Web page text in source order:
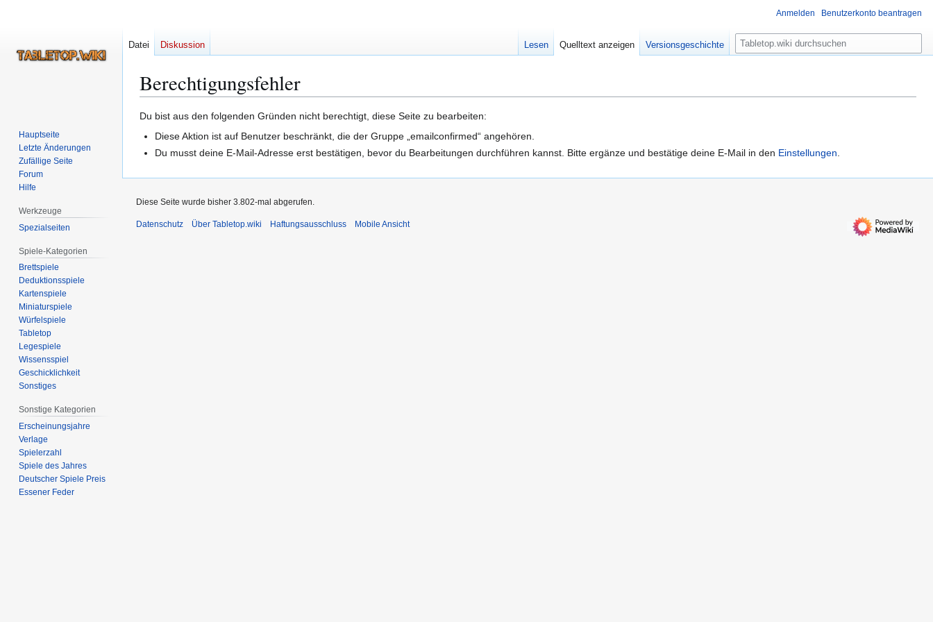
Berechtigungsfehler
Zur
Navigation
Zur
Suche
Du bist aus den folgenden Gründen nicht berechtigt, diese Seite zu bearbeiten:
Diese Aktion ist auf Benutzer beschränkt, die der Gruppe „emailconfirmed“ angehören.
Du musst deine E-Mail-Adresse erst bestätigen, bevor du Bearbeitungen durchführen kannst. Bitte ergänze und bestätige deine E-Mail in den Einstellungen
Anmelden Benutzerkonto beantragen
Datei Diskussion Lesen Quelltext anzeigen Versionsgeschichte
S
u
e
Hauptseite
Letzte Änderungen
Zufällige Seite
Forum
Hilfe
Werkzeuge
Spezialseiten
Spiele-Kategorien
Brettspiele
Deduktionsspiele
Kartenspiele
Miniaturspiele
Würfelspiele
Tabletop
Legespiele
Wissensspiel
Geschicklichkeit
Sonstiges
Sonstige Kategorien
Erscheinungsjahre
Verlage
Spielerzahl
Spiele des Jahres
Deutscher Spiele Preis
Essener Feder
Diese Seite wurde bisher 3.802-mal abgerufen.
Datenschutz Über Tabletop.wiki Haftungsausschluss Mobile Ansicht